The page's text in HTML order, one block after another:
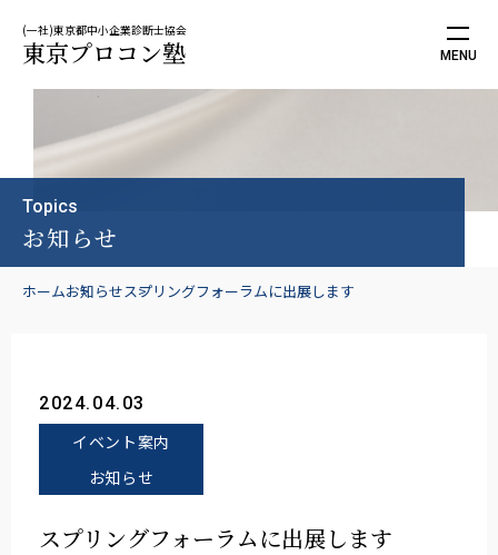
(一社)東京都中小企業診断士協会
東京プロコン塾
Topics
お知らせ
ホームお知らせスプリングフォーラムに出展します
2024.04.03
イベント案内
お知らせ
スプリングフォーラムに出展します